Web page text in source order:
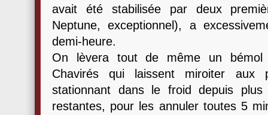
avait été stabilisée par deux
Neptune, exceptionnel), a
demi-heure.
On lèvera tout de même un bémol
Chavirés qui laissent miroiter aux
stationnant dans le froid depuis
restantes, pour les annuler toutes 5